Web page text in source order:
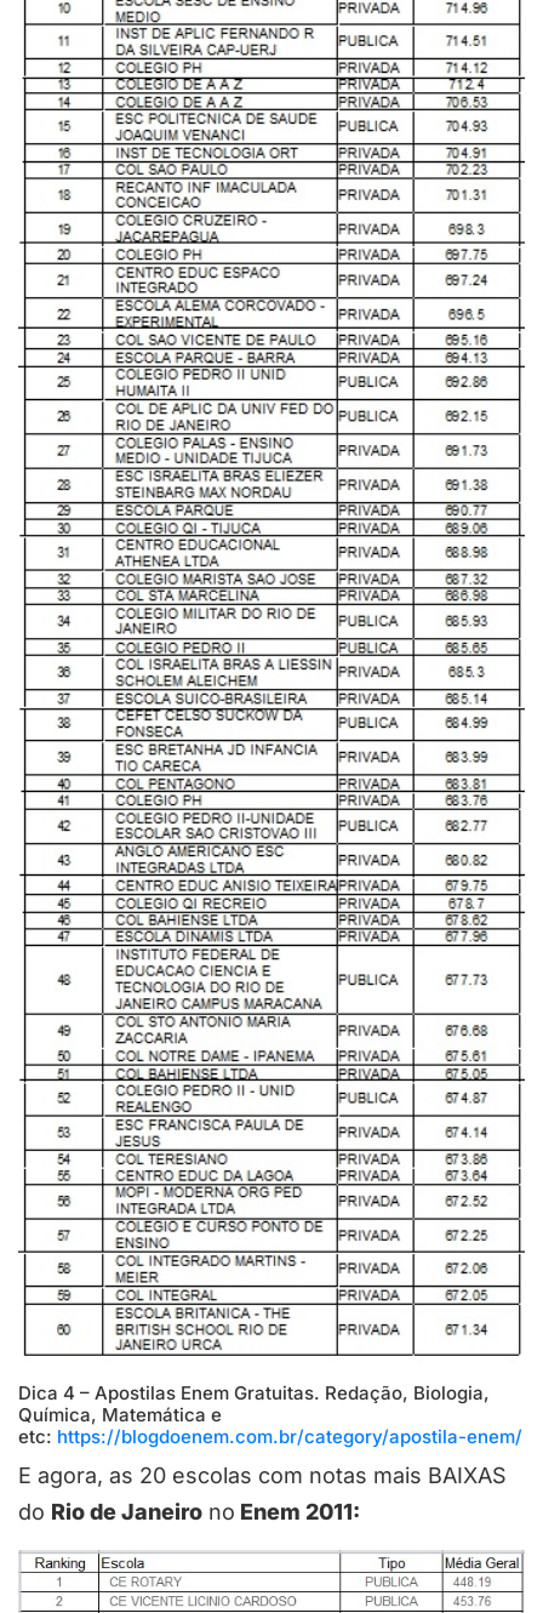
Dica 4 – Apostilas Enem Gratuitas. Redação, Biologia,
Química, Matemática e
etc: https://blogdoenem.com.br/category/apostila-enem/
E agora, as 20 escolas com notas mais BAIXAS
do Rio de Janeiro no Enem 2011: